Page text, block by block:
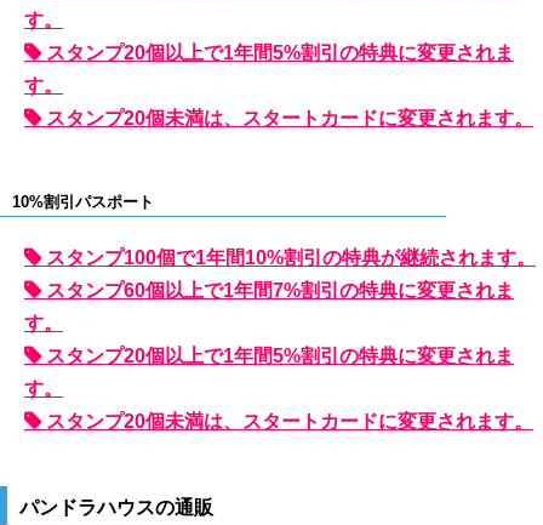
す。
スタンプ20個以上で1年間5%割引の特典に変更されま
す。
スタンプ20個未満は、スタートカードに変更されます。
10%割引パスポート
スタンプ100個で1年間10%割引の特典が継続されます。
スタンプ60個以上で1年間7%割引の特典に変更されま
す。
スタンプ20個以上で1年間5%割引の特典に変更されま
す。
スタンプ20個未満は、スタートカードに変更されます。
パンドラハウスの通販